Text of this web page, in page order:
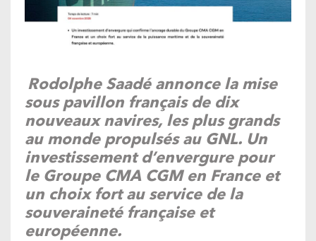
Rodolphe Saadé annonce la mise
sous pavillon français de dix
nouveaux navires, les plus grands
au monde propulsés au GNL. Un
investissement d’envergure pour
le Groupe CMA CGM en France et
un choix fort au service de la
souveraineté française et
européenne.